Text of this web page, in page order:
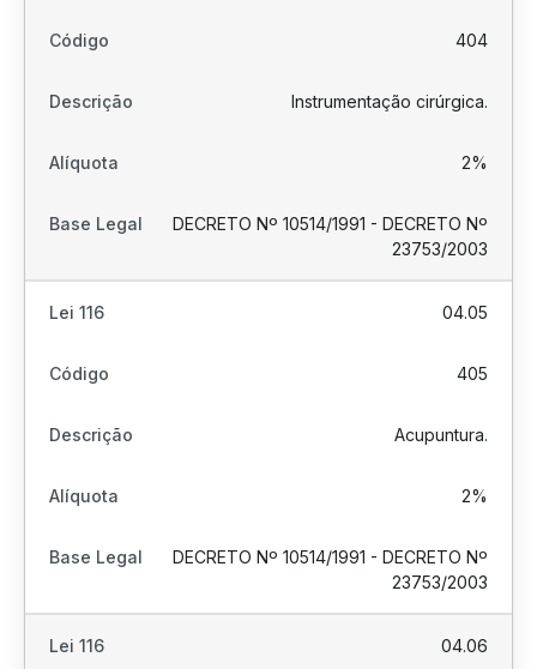
404
Instrumentação cirúrgica.
2%
DECRETO Nº 10514/1991 - DECRETO Nº
23753/2003
04.05
405
Acupuntura.
2%
DECRETO Nº 10514/1991 - DECRETO Nº
23753/2003
04.06